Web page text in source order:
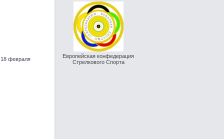
февраля
Европейская конфедерация
Стрелкового Спорта